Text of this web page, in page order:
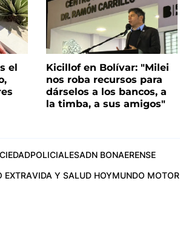
el
Kicillof en Bolívar: "Milei
nos roba recursos para
dárselos a los bancos, a
la timba, a sus amigos"
POLICIALESADN BONAERENSE
EXTRAVIDA Y SALUD HOYMUNDO MOTOR